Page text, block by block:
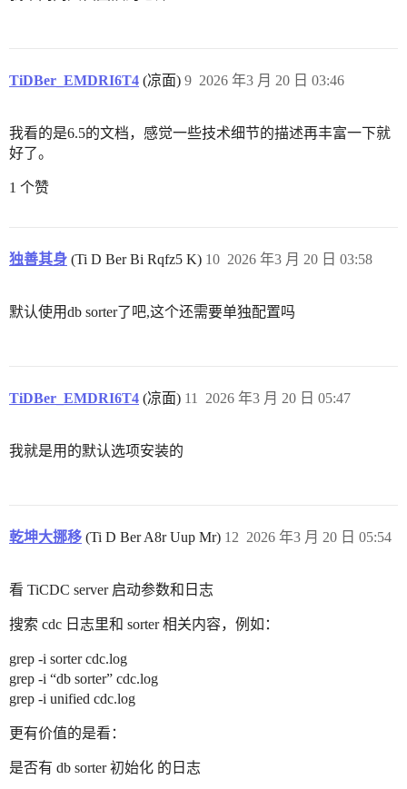
TiDBer_EMDRI6T4 (凉面) 2026 年3 月 20 日 03:46
9
我看的是6.5的文档，感觉一些技术细节的描述再丰富一下就
好了。
1 个赞
独善其身 (Ti D Ber Bi Rqfz5 K) 2026 年3 月 20 日 03:58
10
默认使用db sorter了吧,这个还需要单独配置吗
TiDBer_EMDRI6T4 (凉面) 2026 年3 月 20 日 05:47
11
我就是用的默认选项安装的
乾坤大挪移 (Ti D Ber A8r Uup Mr) 2026 年3 月 20 日 05:54
12
看 TiCDC server 启动参数和日志
搜索 cdc 日志里和 sorter 相关内容，例如：
grep -i sorter cdc.log
grep -i “db sorter” cdc.log
grep -i unified cdc.log
更有价值的是看：
是否有 db sorter 初始化 的日志